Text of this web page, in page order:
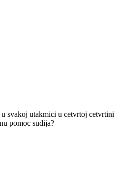
svakoj utakmici u cetvrtoj cetvrtini
pomoc sudija?